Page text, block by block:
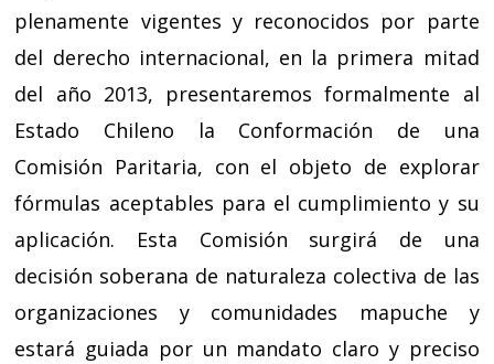
plenamente vigentes y reconocidos por parte
del derecho internacional, en la primera mitad
del año 2013, presentaremos formalmente al
Estado Chileno la Conformación de una
Comisión Paritaria, con el objeto de explorar
fórmulas aceptables para el cumplimiento y su
aplicación. Esta Comisión surgirá de una
decisión soberana de naturaleza colectiva de las
organizaciones y comunidades mapuche y
estará guiada por un mandato claro y preciso